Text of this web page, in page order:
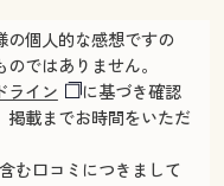
個人的な感想ですの
ではありません。
ライン
に基づき確認
掲載までお時間をいただ
む口コミにつきまして